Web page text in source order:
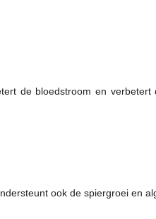
de bloedstroom en
ook de spiergroei en